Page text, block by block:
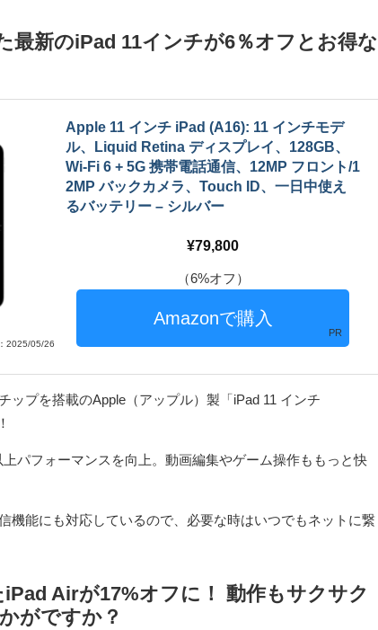
最新のiPad 11インチが6％オフとお得な
Apple 11 インチ iPad (A16): 11 インチモデ
ル、Liquid Retina ディスプレイ、128GB、
Wi-Fi 6 + 5G 携帯電話通信、12MP フロント/1
2MP バックカメラ、Touch ID、一日中使え
るバッテリー – シルバー
79,800
（6%オフ）
PR
2025/05/26
ップを搭載のApple（アップル）製「iPad 11 インチ
パフォーマンスを向上。動画編集やゲーム操作ももっと快
機能にも対応しているので、必要な時はいつでもネットに繋
Airが17%オフに！ 動作もサクサク
がですか？